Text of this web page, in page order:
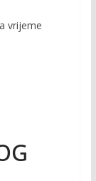
vrijeme